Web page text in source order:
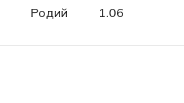
Родий 1.06